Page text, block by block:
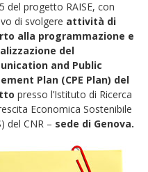
del progetto RAISE, con
di svolgere attività di
alla programmazione e
del
and Public
Plan (CPE Plan) del
presso l’Istituto di Ricerca
Economica Sostenibile
del CNR – sede di Genova.